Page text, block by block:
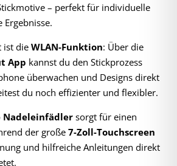
– perfekt für individuelle
Ergebnisse.
ist die WLAN-Funktion: Über die
App kannst du den Stickprozess
überwachen und Designs direkt
du noch effizienter und flexibler.
Nadeleinfädler sorgt für einen
der große 7-Zoll-Touchscreen
und hilfreiche Anleitungen direkt